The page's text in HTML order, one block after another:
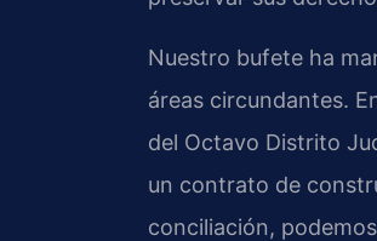
Nuestro bufete ha
áreas circundantes.
del Octavo Distrito
un contrato de
conciliación,